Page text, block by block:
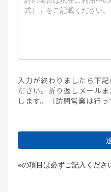
入力が終わりましたら下
ださい。折り返しメール
します。（訪問営業は行っ
※の項目は必ずご記入くださ